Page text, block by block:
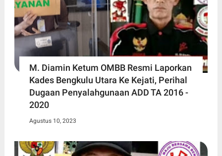
M. Diamin Ketum OMBB Resmi Laporkan
Kades Bengkulu Utara Ke Kejati, Perihal
Dugaan Penyalahgunaan ADD TA 2016 -
2020
Agustus 10, 2023